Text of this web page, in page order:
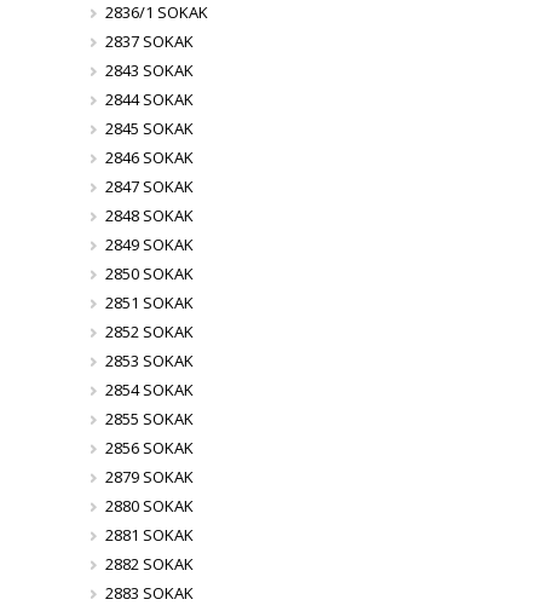
2836/1 SOKAK
2837 SOKAK
2843 SOKAK
2844 SOKAK
2845 SOKAK
2846 SOKAK
2847 SOKAK
2848 SOKAK
2849 SOKAK
2850 SOKAK
2851 SOKAK
2852 SOKAK
2853 SOKAK
2854 SOKAK
2855 SOKAK
2856 SOKAK
2879 SOKAK
2880 SOKAK
2881 SOKAK
2882 SOKAK
2883 SOKAK